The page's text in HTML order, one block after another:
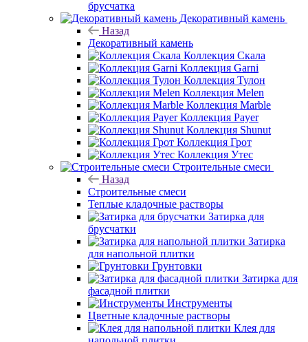
брусчатка
Декоративный камень
Назад
Декоративный камень
Коллекция Скала
Коллекция Garni
Коллекция Тулон
Коллекция Melen
Коллекция Marble
Коллекция Payer
Коллекция Shunut
Коллекция Грот
Коллекция Утес
Строительные смеси
Назад
Строительные смеси
Теплые кладочные растворы
Затирка для
брусчатки
Затирка
для напольной плитки
Грунтовки
Затирка для
фасадной плитки
Инструменты
Цветные кладочные растворы
Клея для